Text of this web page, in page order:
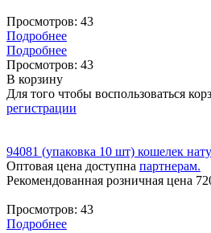
Просмотров: 43
Подробнее
Подробнее
Просмотров: 43
В корзину
Для того чтобы воспользоваться
регистрации
94081 (упаковка 10 шт) кошелек
Оптовая цена доступна партнерам.
Рекомендованная розничная цена
Просмотров: 43
Подробнее